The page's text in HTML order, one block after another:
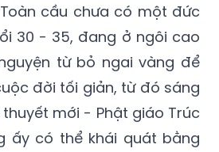
cầu chưa có một đức
30 - 35, đang ở ngôi cao
từ bỏ ngai vàng để
đời tối giản, từ đó sáng
mới - Phật giáo Trúc
ấy có thể khái quát bằng